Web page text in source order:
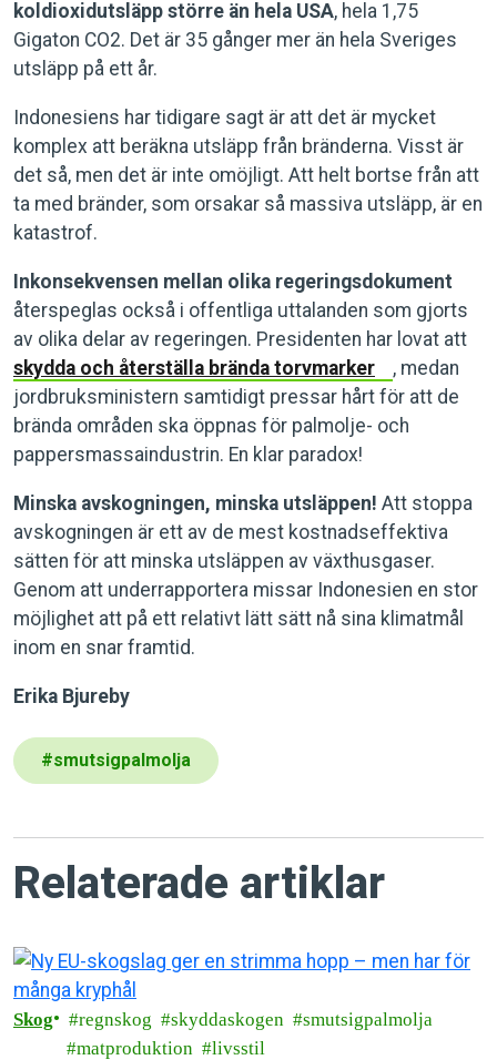
koldioxidutsläpp större än hela USA, hela 1,75
Gigaton CO2. Det är 35 gånger mer än hela Sveriges
utsläpp på ett år.
Indonesiens har tidigare sagt är att det är mycket
komplex att beräkna utsläpp från bränderna. Visst är
det så, men det är inte omöjligt. Att helt bortse från att
ta med bränder, som orsakar så massiva utsläpp, är en
katastrof.
Inkonsekvensen mellan olika regeringsdokument
återspeglas också i offentliga uttalanden som gjorts
av olika delar av regeringen. Presidenten har lovat att
skydda och återställa brända torvmarker
, medan
jordbruksministern samtidigt pressar hårt för att de
brända områden ska öppnas för palmolje- och
pappersmassaindustrin. En klar paradox!
Minska avskogningen, minska utsläppen! Att stoppa
avskogningen är ett av de mest kostnadseffektiva
sätten för att minska utsläppen av växthusgaser.
Genom att underrapportera missar Indonesien en stor
möjlighet att på ett relativt lätt sätt nå sina klimatmål
inom en snar framtid.
Erika Bjureby
#smutsigpalmolja
Relaterade artiklar
Skog regnskog skyddaskogen
smutsigpalmolja
matproduktion
livsstil